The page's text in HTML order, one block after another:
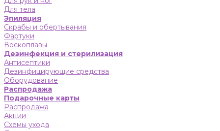
Для тела
Эпиляция
Скрабы и обертывания
Фартуки
Воскоплавы
Дезинфекция и стерилизация
Антисептики
Дезинфицирующие средства
Оборудование
Распродажа
Подарочные карты
Распродажа
Акции
Схемы ухода